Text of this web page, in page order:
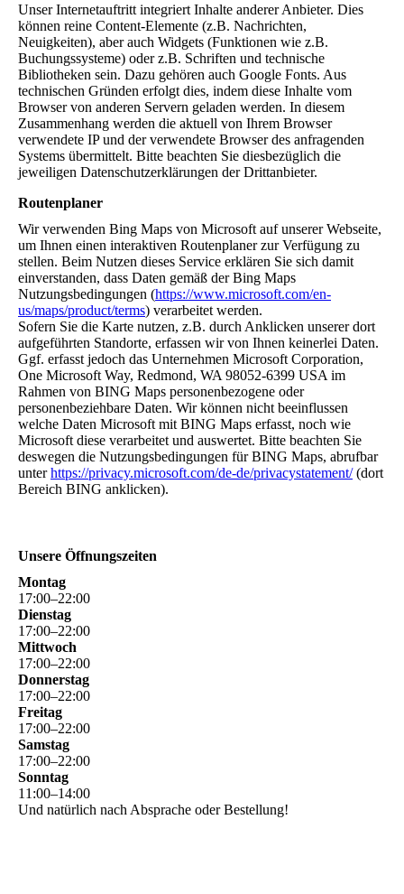
Unser Internetauftritt integriert Inhalte anderer Anbieter. Dies
können reine Content-Elemente (z.B. Nachrichten,
Neuigkeiten), aber auch Widgets (Funktionen wie z.B.
Buchungssysteme) oder z.B. Schriften und technische
Bibliotheken sein. Dazu gehören auch Google Fonts. Aus
technischen Gründen erfolgt dies, indem diese Inhalte vom
Browser von anderen Servern geladen werden. In diesem
Zusammenhang werden die aktuell von Ihrem Browser
verwendete IP und der verwendete Browser des anfragenden
Systems übermittelt. Bitte beachten Sie diesbezüglich die
jeweiligen Datenschutzerklärungen der Drittanbieter.
Routenplaner
Wir verwenden Bing Maps von Microsoft auf unserer Webseite,
um Ihnen einen interaktiven Routenplaner zur Verfügung zu
stellen. Beim Nutzen dieses Service erklären Sie sich damit
einverstanden, dass Daten gemäß der Bing Maps
Nutzungsbedingungen (https://www.microsoft.com/en-
us/maps/product/terms) verarbeitet werden.
Sofern Sie die Karte nutzen, z.B. durch Anklicken unserer dort
aufgeführten Standorte, erfassen wir von Ihnen keinerlei Daten.
Ggf. erfasst jedoch das Unternehmen Microsoft Corporation,
One Microsoft Way, Redmond, WA 98052-6399 USA im
Rahmen von BING Maps personenbezogene oder
personenbeziehbare Daten. Wir können nicht beeinflussen
welche Daten Microsoft mit BING Maps erfasst, noch wie
Microsoft diese verarbeitet und auswertet. Bitte beachten Sie
deswegen die Nutzungsbedingungen für BING Maps, abrufbar
unterhttps://privacy.microsoft.com/de-de/privacystatement/(dort
Bereich BING anklicken).
Unsere Öffnungszeiten
Montag
17:00–22:00
Dienstag
17:00–22:00
Mittwoch
17:00–22:00
Donnerstag
17:00–22:00
Freitag
17:00–22:00
Samstag
17:00–22:00
Sonntag
11 :00–14:00
Und natürlich nach Absprache oder Bestellung!